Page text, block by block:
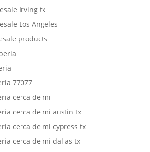
Irving tx
Los Angeles
products
77077
cerca de mi
cerca de mi austin tx
cerca de mi cypress tx
cerca de mi dallas tx